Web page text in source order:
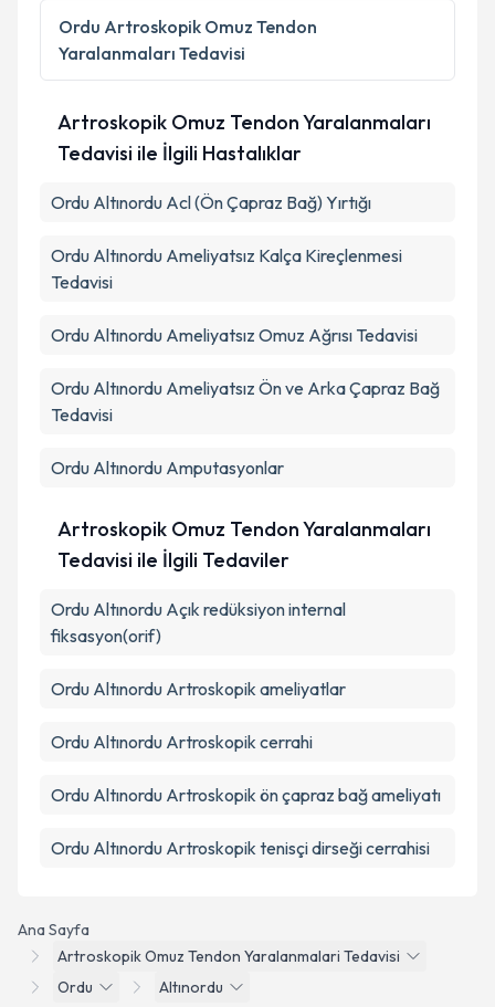
Ana Sayfa
Artroskopik Omuz Tendon Yaralanmalari Tedavisi
Ordu
Altınordu
Ordu Artroskopik Omuz Tendon
Yaralanmaları Tedavisi
Artroskopik Omuz Tendon Yaralanmaları
Tedavisi ile İlgili Hastalıklar
Ordu Altınordu Acl (Ön Çapraz Bağ) Yırtığı
Ordu Altınordu Ameliyatsız Kalça Kireçlenmesi
Tedavisi
Ordu Altınordu Ameliyatsız Omuz Ağrısı Tedavisi
Ordu Altınordu Ameliyatsız Ön ve Arka Çapraz Bağ
Tedavisi
Ordu Altınordu Amputasyonlar
Artroskopik Omuz Tendon Yaralanmaları
Tedavisi ile İlgili Tedaviler
Ordu Altınordu Açık redüksiyon internal
fiksasyon(orif)
Ordu Altınordu Artroskopik ameliyatlar
Ordu Altınordu Artroskopik cerrahi
Ordu Altınordu Artroskopik ön çapraz bağ ameliyatı
Ordu Altınordu Artroskopik tenisçi dirseği cerrahisi